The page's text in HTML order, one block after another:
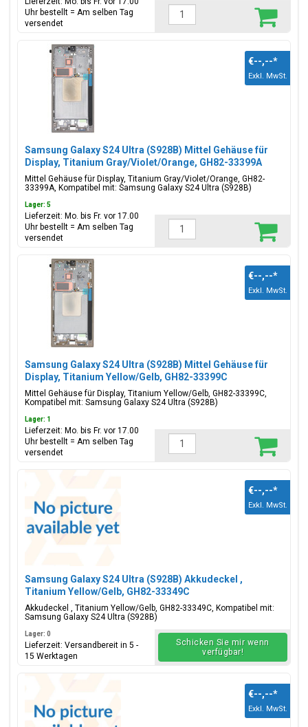
Uhr bestellt = Am selben Tag
versendet
Samsung Galaxy S24 Ultra (S928B) Mittel Gehäuse für
Display, Titanium Gray/Violet/Orange, GH82-33399A
Mittel Gehäuse für Display, Titanium Gray/Violet/Orange, GH82-
33399A, Kompatibel mit: Samsung Galaxy S24 Ultra (S928B)
€--,--*
Exkl. MwSt.
Lager: 5
Lieferzeit: Mo. bis Fr. vor 17.00
Uhr bestellt = Am selben Tag
versendet
Samsung Galaxy S24 Ultra (S928B) Mittel Gehäuse für
Display, Titanium Yellow/Gelb, GH82-33399C
Mittel Gehäuse für Display, Titanium Yellow/Gelb, GH82-33399C,
Kompatibel mit: Samsung Galaxy S24 Ultra (S928B)
€--,--*
Exkl. MwSt.
Lager: 1
Lieferzeit: Mo. bis Fr. vor 17.00
Uhr bestellt = Am selben Tag
versendet
Samsung Galaxy S24 Ultra (S928B) Akkudeckel ,
Titanium Yellow/Gelb, GH82-33349C
Akkudeckel , Titanium Yellow/Gelb, GH82-33349C, Kompatibel mit:
Samsung Galaxy S24 Ultra (S928B)
€--,--*
Exkl. MwSt.
Lager: 0
Lieferzeit: Versandbereit in 5 -
15 Werktagen
Schicken Sie mir wenn
verfügbar!
€--,--*
Exkl. MwSt.